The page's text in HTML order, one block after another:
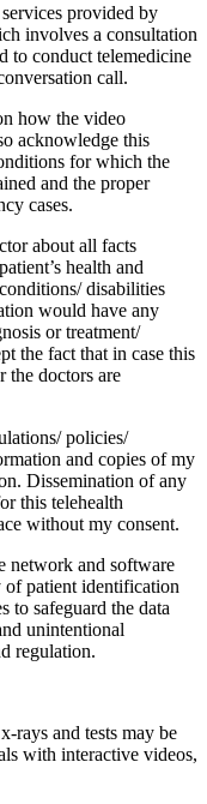
provided by
involves a consultation
to conduct telemedicine
call.
how the video
acknowledge this
for which the
and the proper
cases.
about all facts
health and
disabilities
would have any
or treatment/
the fact that in case this
the doctors are
policies/
and copies of my
Dissemination of any
this telehealth
without my consent.
network and software
patient identification
to safeguard the data
unintentional
regulation.
rays and tests may be
with interactive videos,